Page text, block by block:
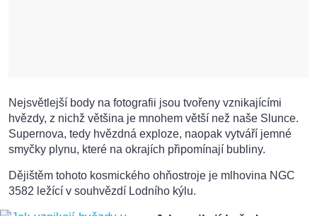
Nejsvětlejší body na fotografii jsou tvořeny vznikajícími
hvězdy, z nichž většina je mnohem větší než naše Slunce.
Supernova, tedy hvězdná exploze, naopak vytváří jemné
smyčky plynu, které na okrajích připomínají bubliny.
Dějištěm tohoto kosmického ohňostroje je mlhovina NGC
3582 ležící v souhvězdí Lodního kýlu.